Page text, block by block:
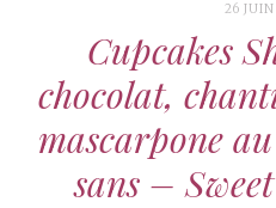
26
Cupcakes
chocolat,
mascarpone
sans –